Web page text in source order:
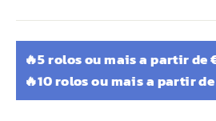
🔥5 rolos ou mais a partir de
🔥10 rolos ou mais a partir